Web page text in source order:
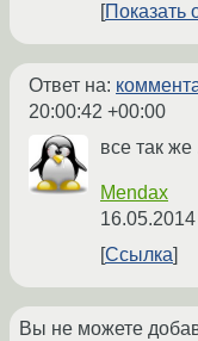
Показать
Ответ на:
20:00:42 +00:00
все так же
Mendax
Ссылка
Вы не можете